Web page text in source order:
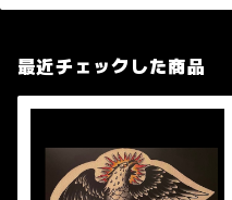
最近チェックした商品